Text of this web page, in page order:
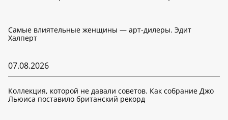
Самые влиятельные женщины — арт-дилеры. Эдит
Халперт
07.08.2026
Коллекция, которой не давали советов. Как собрание Джо
Льюиса поставило британский рекорд